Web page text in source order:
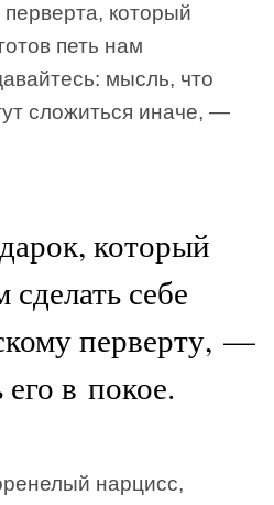
перверта, который
петь нам
мысль, что
сложиться иначе, —
который
себе
перверту, —
его в покое.
нарцисс,